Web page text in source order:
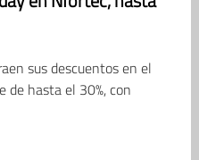
sus descuentos en el
de hasta el 30%, con